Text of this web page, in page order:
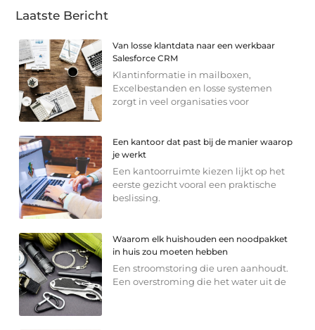
Laatste Bericht
Van losse klantdata naar een werkbaar
Salesforce CRM
Klantinformatie in mailboxen,
Excelbestanden en losse systemen
zorgt in veel organisaties voor
Een kantoor dat past bij de manier waarop
je werkt
Een kantoorruimte kiezen lijkt op het
eerste gezicht vooral een praktische
beslissing.
Waarom elk huishouden een noodpakket
in huis zou moeten hebben
Een stroomstoring die uren aanhoudt.
Een overstroming die het water uit de